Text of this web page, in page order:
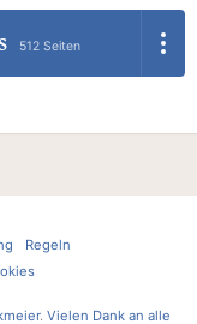
512 Seiten
Regeln
. Vielen Dank an alle